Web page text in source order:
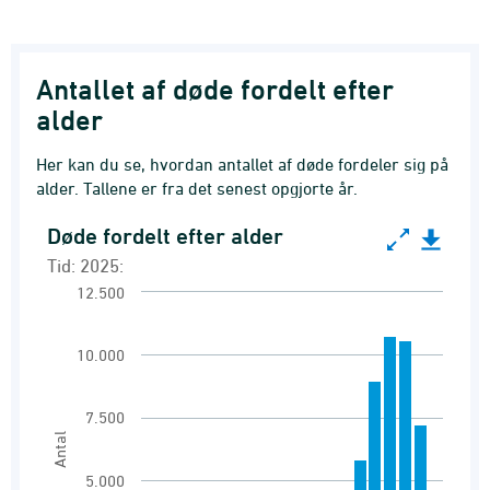
Antallet af døde fordelt efter
alder
Her kan du se, hvordan antallet af døde fordeler sig på
alder. Tallene er fra det senest opgjorte år.
Døde fordelt efter alder
Bar chart with 20 bars.
Døde
View as data table, Døde fordelt efter alder
The chart has 1 X axis displaying Alder.
The chart has 1 Y axis displaying Antal.
Antal
Døde fordelt efter alder
Tid: 2025:
5.000
7.500
10.000
12.500